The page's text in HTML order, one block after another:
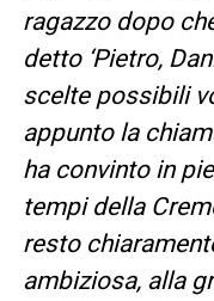
ragazzo dopo
detto ‘Pietro,
scelte possibili
appunto la
ha convinto in
tempi della
resto
ambiziosa, alla